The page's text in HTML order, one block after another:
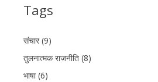
Tags
संचार (9)
तुलनात्मक राजनीति (8)
भाषा (6)